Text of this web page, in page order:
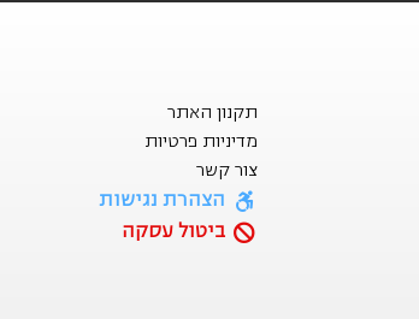
תקנון האתר
מדיניות פרטיות
צור קשר
הצהרת נגישות
ביטול עסקה